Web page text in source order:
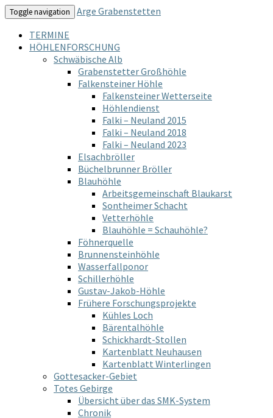
Toggle navigation
Arge Grabenstetten
TERMINE
HÖHLENFORSCHUNG
Schwäbische Alb
Grabenstetter Großhöhle
Falkensteiner Höhle
Falkensteiner Wetterseite
Höhlendienst
Falki – Neuland 2015
Falki – Neuland 2018
Falki – Neuland 2023
Elsachbröller
Büchelbrunner Bröller
Blauhöhle
Arbeitsgemeinschaft Blaukarst
Sontheimer Schacht
Vetterhöhle
Blauhöhle = Schauhöhle?
Föhnerquelle
Brunnensteinhöhle
Wasserfallponor
Schillerhöhle
Gustav-Jakob-Höhle
Frühere Forschungsprojekte
Kühles Loch
Bärentalhöhle
Schickhardt-Stollen
Kartenblatt Neuhausen
Kartenblatt Winterlingen
Gottesacker-Gebiet
Totes Gebirge
Übersicht über das SMK-System
Chronik